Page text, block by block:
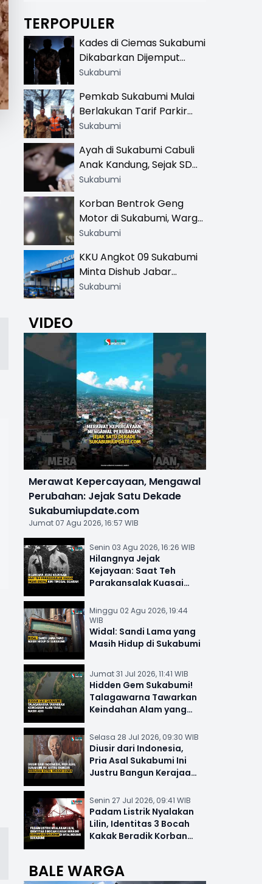
TERPOPULER
Kades di Ciemas Sukabumi
Dikabarkan Dijemput
Satnarkoba, Polisi
Sukabumi
Pemkab Sukabumi Mulai
Berlakukan Tarif Parkir
Resmi di 13 Lokasi Wisata,
Khusus
Sukabumi
Ayah di Sukabumi Cabuli
Anak Kandung, Sejak SD
Hingga SMA
Sukabumi
Korban Bentrok Geng
Motor di Sukabumi, Warga
dan Sopir Tangki
Sukabumi
KKU Angkot 09 Sukabumi
Minta Dishub Jabar
Tertibkan Trayek Ciawi-
Sukabumi
VIDEO
Merawat Kepercayaan, Mengawal
Perubahan: Jejak Satu Dekade
Sukabumiupdate.com
Jumat 07 Agu 2026, 16:57 WIB
Senin 03 Agu 2026, 16:26 WIB
Hilangnya Jejak
Kejayaan: Saat Teh
Parakansalak Kuasai
Sejarah
Minggu 02 Agu 2026, 19:44
WIB
Widal: Sandi Lama yang
Masih Hidup di Sukabumi
Jumat 31 Jul 2026, 11:41 WIB
Hidden Gem Sukabumi!
Talagawarna Tawarkan
Keindahan Alam yang
Selasa 28 Jul 2026, 09:30 WIB
Diusir dari Indonesia,
Pria Asal Sukabumi Ini
Justru Bangun Kerajaan
Senin 27 Jul 2026, 09:41 WIB
Padam Listrik Nyalakan
Lilin, Identitas 3 Bocah
Kakak Beradik Korban
BALE WARGA